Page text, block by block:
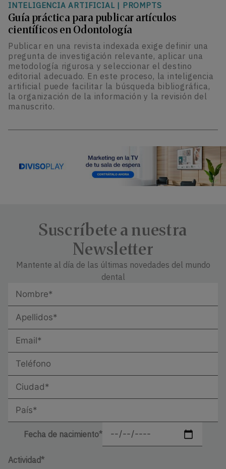
INTELIGENCIA ARTIFICIAL | PROMPTS
Guía práctica para publicar artículos
científicos en Odontología
Publicar en una revista indexada exige definir una
pregunta de investigación relevante, aplicar una
metodología rigurosa y seleccionar el destino
editorial adecuado. En este proceso, la inteligencia
artificial puede facilitar la búsqueda bibliográfica,
la organización de la información y la revisión del
manuscrito.
Suscríbete a nuestra
Newsletter
Mantente al día de las últimas novedades del mundo
dental
Fecha de nacimiento*
Actividad*